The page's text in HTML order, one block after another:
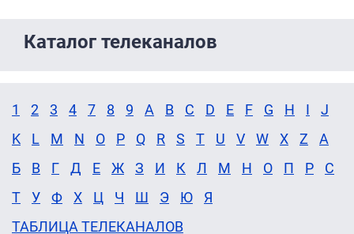
Каталог телеканалов
1 2 3 4 7 8 9 A B C D E F G H I
J
K
L M N O P Q R S T U V W X Z
А
Б
В Г Д Е Ж З И К Л М Н О П Р
С
Т
У Ф Х Ц Ч Ш Э Ю
Я
ТАБЛИЦА ТЕЛЕКАНАЛОВ